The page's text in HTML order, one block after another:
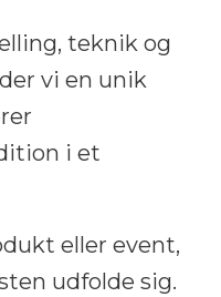
teknik og
vi en unik
i et
eller event,
udfolde sig.